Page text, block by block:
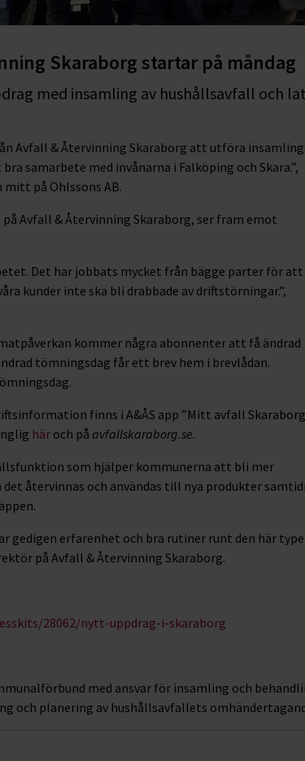
Skaraborg startar på måndag
med insamling av hushållsavfall och
Avfall & Återvinning Skaraborg att utföra
samarbete med invånarna i Falköping och Skara.”,
på Ohlssons AB.
Avfall & Återvinning Skaraborg, ser fram emot
Det har jobbats mycket från bägge parter för att
kunder inte ska bli drabbade av driftstörningar.”,
kommer några abonnenter att få ändrad
tömningsdag får ett brev hem i brevlådan.
finns i A&ÅS app ”Mitt avfall
här och på avfallskaraborg.se.
som hjälper kommunerna att bli mer
återvinnas och användas till nya produkter
gedigen erfarenhet och bra rutiner runt den här
på Avfall & Återvinning Skaraborg.
28062/nytt-uppdrag-i-skaraborg
med ansvar för insamling och
och planering av hushållsavfallets